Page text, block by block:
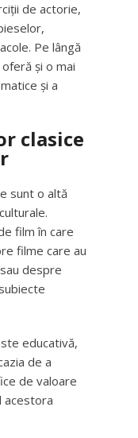
de actorie,
Pe lângă
și o mai
și a
clasice
sunt o altă
film în care
filme care au
despre
educativă,
de a
de valoare
acestora